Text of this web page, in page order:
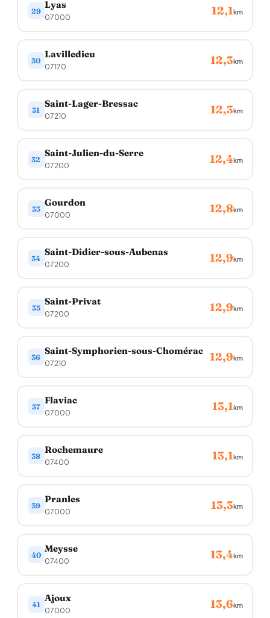
29
Lyas
07000 12,1km
30
Lavilledieu
07170 12,3km
31
Saint-Lager-Bressac
07210 12,3km
32
Saint-Julien-du-Serre
07200 12,4km
33
Gourdon
07000 12,8km
34
Saint-Didier-sous-Aubenas
07200 12,9km
35
Saint-Privat
07200 12,9km
36
Saint-Symphorien-sous-Chomérac
07210 12,9km
37
Flaviac
07000 13,1km
38
Rochemaure
07400 13,1km
39
Pranles
07000 13,3km
40
Meysse
07400 13,4km
41
Ajoux
07000 13,6km